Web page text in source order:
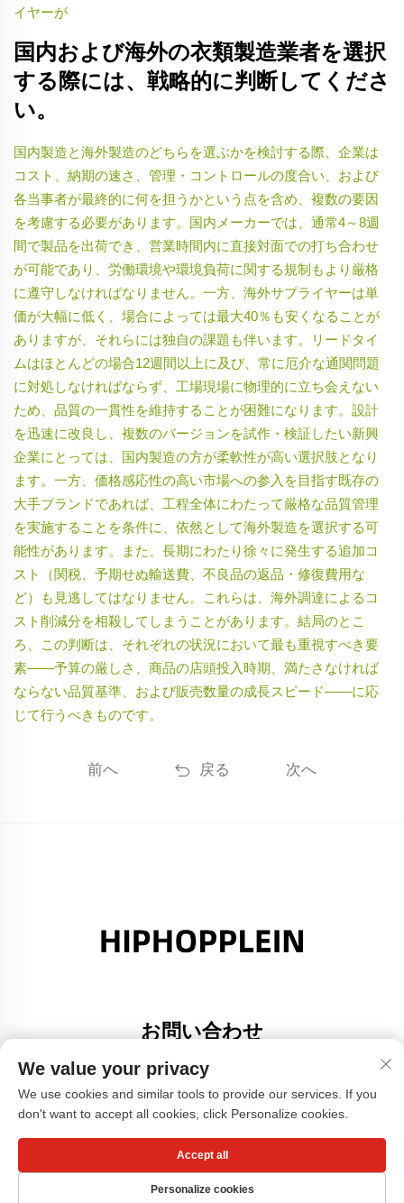
イヤーが
国内および海外の衣類製造業者を選択
する際には、戦略的に判断してくださ
い。
国内製造と海外製造のどちらを選ぶかを検討する際、企業は
コスト、納期の速さ、管理・コントロールの度合い、および
各当事者が最終的に何を担うかという点を含め、複数の要因
を考慮する必要があります。国内メーカーでは、通常4～8週
間で製品を出荷でき、営業時間内に直接対面での打ち合わせ
が可能であり、労働環境や環境負荷に関する規制もより厳格
に遵守しなければなりません。一方、海外サプライヤーは単
価が大幅に低く、場合によっては最大40％も安くなることが
ありますが、それらには独自の課題も伴います。リードタイ
ムはほとんどの場合12週間以上に及び、常に厄介な通関問題
に対処しなければならず、工場現場に物理的に立ち会えない
ため、品質の一貫性を維持することが困難になります。設計
を迅速に改良し、複数のバージョンを試作・検証したい新興
企業にとっては、国内製造の方が柔軟性が高い選択肢となり
ます。一方、価格感応性の高い市場への参入を目指す既存の
大手ブランドであれば、工程全体にわたって厳格な品質管理
を実施することを条件に、依然として海外製造を選択する可
能性があります。また、長期にわたり徐々に発生する追加コ
スト（関税、予期せぬ輸送費、不良品の返品・修復費用な
ど）も見逃してはなりません。これらは、海外調達によるコ
スト削減分を相殺してしまうことがあります。結局のとこ
ろ、この判断は、それぞれの状況において最も重視すべき要
素——予算の厳しさ、商品の店頭投入時期、満たさなければ
ならない品質基準、および販売数量の成長スピード——に応
じて行うべきものです。
前へ 戻る 次へ
お問い合わせ
Add: 広東省佛山市大里町金沙港創意園A棟308号室
電話番号：+86-17304049586
Eメール：[email protected]
Copyright © 広州小紅書服装有限公司 -
We value your privacy
We use cookies and similar tools to provide our services. If you
don't want to accept all cookies, click Personalize cookies.
Personalize cookies
Accept all